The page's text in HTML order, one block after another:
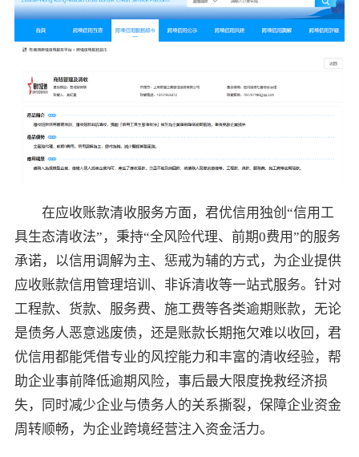
在应收账款清收服务方面，君优信用独创“信用工
具生态清收法”，秉持“全风险代理、前期0费用”的服务
承诺，以信用调解为主、惩戒为辅的方式，为企业提供
应收账款信用管理培训、非诉清收等一站式服务。针对
工程款、货款、服务费、施工费等各类逾期账款，无论
是债务人恶意逃废债，还是账款长期拖欠难以收回，君
优信用都能凭借专业的风控能力和丰富的清收经验，帮
助企业事前降低逾期风险，事后最大限度挽救经济损
失，同时减少企业与债务人的关系撕裂，保障企业资金
周转顺畅，为企业跨境经营注入资金活力。